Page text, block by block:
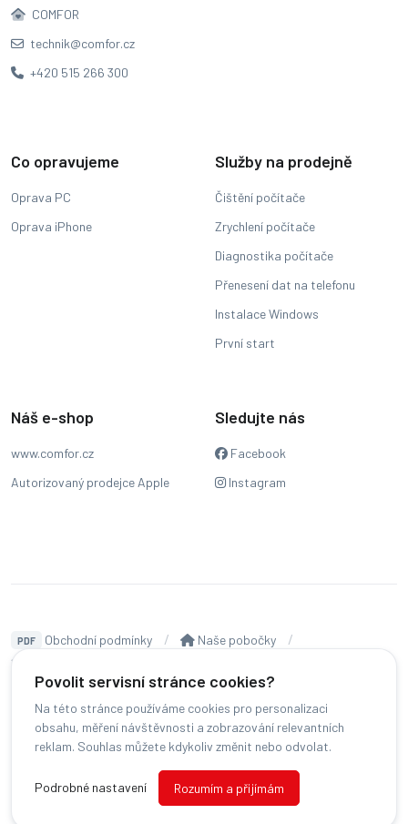
Povolit servisní stránce cookies?
Na této stránce používáme cookies pro personalizaci
obsahu, měření návštěvnosti a zobrazování relevantních
reklam. Souhlas můžete kdykoliv změnit nebo odvolat.
Podrobné nastavení Rozumím a přijímám
COMFOR
technik@comfor.cz
+420 515 266 300
Co opravujeme
Oprava PC
Oprava iPhone
Služby na prodejně
Čištění počítače
Zrychlení počítače
Diagnostika počítače
Přenesení dat na telefonu
Instalace Windows
První start
Náš e-shop
www.comfor.cz
Autorizovaný prodejce Apple
Sledujte nás
Facebook
Instagram
PDF Obchodní podmínky
Naše pobočky
Všechna práva vyhrazena.-
Změnit preference cookies
MyRepair.app